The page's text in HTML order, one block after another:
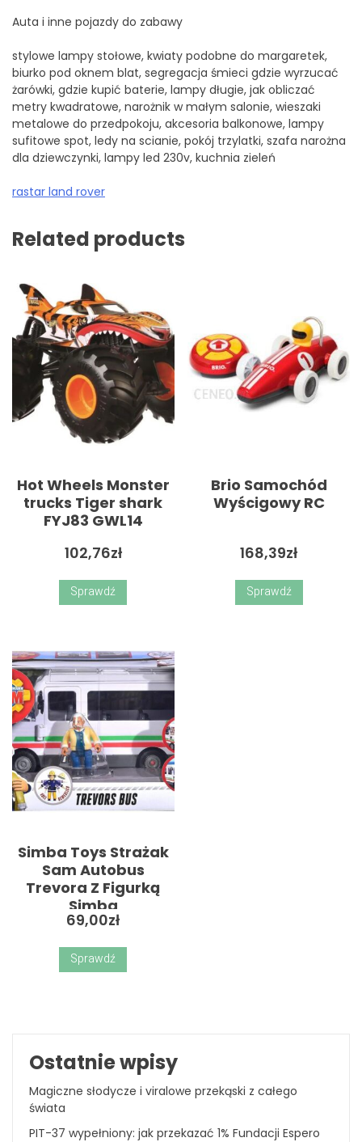
Auta i inne pojazdy do zabawy
stylowe lampy stołowe, kwiaty podobne do margaretek,
biurko pod oknem blat, segregacja śmieci gdzie wyrzucać
żarówki, gdzie kupić baterie, lampy długie, jak obliczać
metry kwadratowe, narożnik w małym salonie, wieszaki
metalowe do przedpokoju, akcesoria balkonowe, lampy
sufitowe spot, ledy na scianie, pokój trzylatki, szafa narożna
dla dziewczynki, lampy led 230v, kuchnia zieleń
rastar land rover
Related products
Hot Wheels Monster
trucks Tiger shark
FYJ83 GWL14
102,76zł
Sprawdź
Brio Samochód
Wyścigowy RC
168,39zł
Sprawdź
Simba Toys Strażak
Sam Autobus
Trevora Z Figurką
Simba
69,00zł
Sprawdź
Ostatnie wpisy
Magiczne słodycze i viralowe przekąski z całego
świata
PIT-37 wypełniony: jak przekazać 1% Fundacji Espero